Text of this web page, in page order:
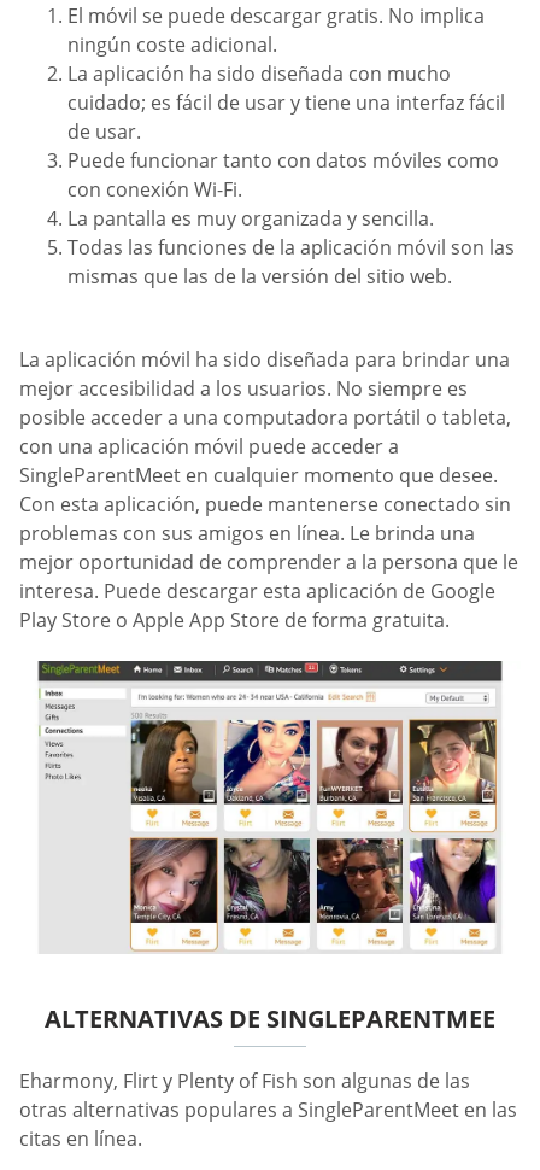
El móvil se puede descargar gratis. No implica
ningún coste adicional.
La aplicación ha sido diseñada con mucho
cuidado; es fácil de usar y tiene una interfaz fácil
de usar.
Puede funcionar tanto con datos móviles como
con conexión Wi-Fi.
La pantalla es muy organizada y sencilla.
Todas las funciones de la aplicación móvil son las
mismas que las de la versión del sitio web.
La aplicación móvil ha sido diseñada para brindar una
mejor accesibilidad a los usuarios. No siempre es
posible acceder a una computadora portátil o tableta,
con una aplicación móvil puede acceder a
SingleParentMeet en cualquier momento que desee.
Con esta aplicación, puede mantenerse conectado sin
problemas con sus amigos en línea. Le brinda una
mejor oportunidad de comprender a la persona que le
interesa. Puede descargar esta aplicación de Google
Play Store o Apple App Store de forma gratuita.
ALTERNATIVAS DE SINGLEPARENTMEE
Eharmony, Flirt y Plenty of Fish son algunas de las
otras alternativas populares a SingleParentMeet en las
citas en línea.